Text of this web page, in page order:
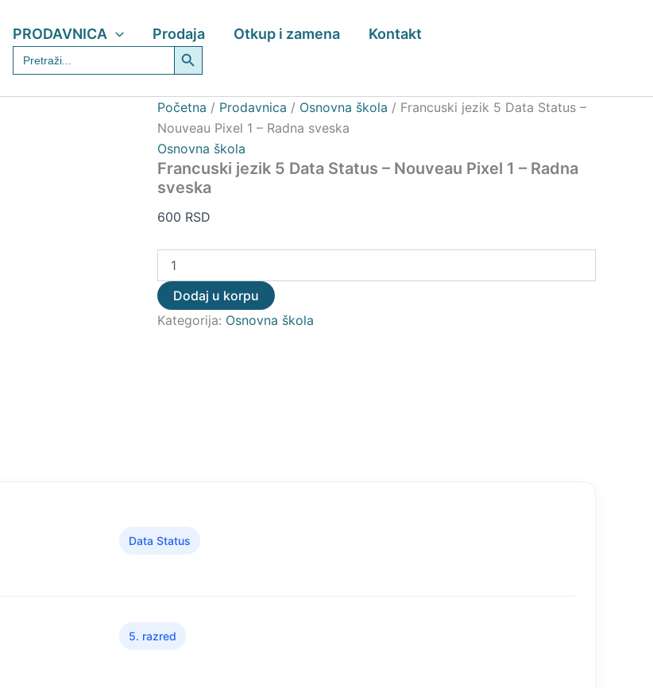
PRODAVNICA Prodaja Otkup i zamena Kontakt
Search
for:
Search Button
Početna / Prodavnica / Osnovna škola / Francuski jezik 5 Data Status –
Nouveau Pixel 1 – Radna sveska
Osnovna škola
Francuski jezik 5 Data Status – Nouveau Pixel 1 – Radna
sveska
600 RSD
5
Nouveau
1
–
Radna
sveska
količina
Dodaj u korpu
Kategorija: Osnovna škola
Data Status
5. razred